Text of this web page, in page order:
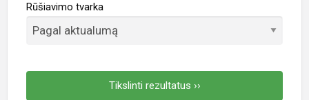
Rūšiavimo tvarka
Tikslinti rezultatus ››